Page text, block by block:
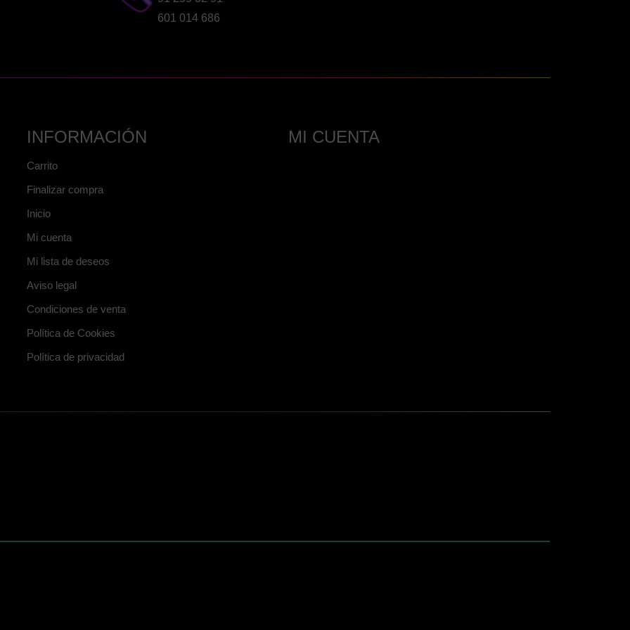
601 014 686
INFORMACIÓN
Carrito
Finalizar compra
Inicio
Mi cuenta
Mi lista de deseos
Aviso legal
Condiciones de venta
Política de Cookies
Política de privacidad
MI CUENTA